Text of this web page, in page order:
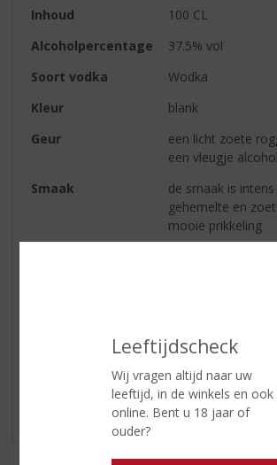
Leeftijdscheck
Wij vragen altijd naar uw
leeftijd, in de winkels en ook
online. Bent u 18 jaar of
ouder?
Inhoud
100 CL
Alcoholpercentage
37.5% vol
Soort vodka
Wodka
Kleur
blank
Geur
een licht zoete
een vleugje alcohol
Smaak
de smaak is
gehemelte en
mooie prikkeling
Reviews
Schrijf een review
Er zijn nog geen reviews geplaatst voor dit